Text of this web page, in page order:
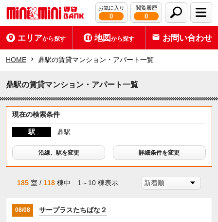
お気に入り
0
閲覧履歴
0
エリアから探す 地図から探す お問い合わせ
HOME 鼎駅の賃貸マンション・アパート一覧
鼎駅の賃貸マンション・アパート一覧
現在の検索条件
駅 鼎駅
沿線、駅を変更 詳細条件を変更
185 室 / 118 棟中 1～10 棟表示
08/08 サープラスたちばな２